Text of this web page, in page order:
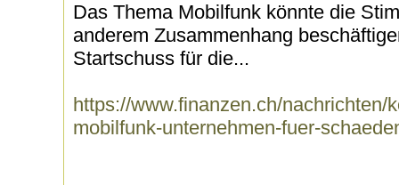
Das Thema Mobilfunk könnte die
anderem Zusammenhang
Startschuss für die...
https://www.finanzen.ch/nachrichten/
mobilfunk-unternehmen-fuer-